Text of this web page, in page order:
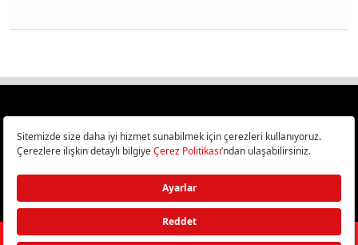
Türkiye
Bilişim ve Teknoloji Haberleri CHIP Online’da!